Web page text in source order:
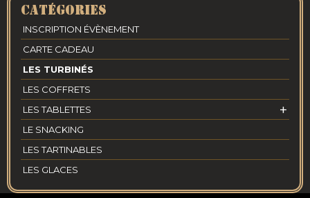
Catégories
INSCRIPTION ÉVÈNEMENT
CARTE CADEAU
LES TURBINÉS
LES COFFRETS
+
LES TABLETTES
LE SNACKING
LES TARTINABLES
LES GLACES